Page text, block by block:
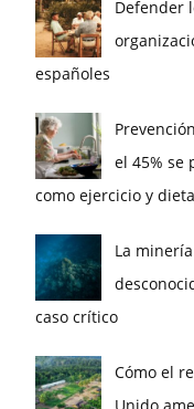
Defender
españoles
el 45% se
como ejercicio y dieta
La
caso crítico
Cómo el